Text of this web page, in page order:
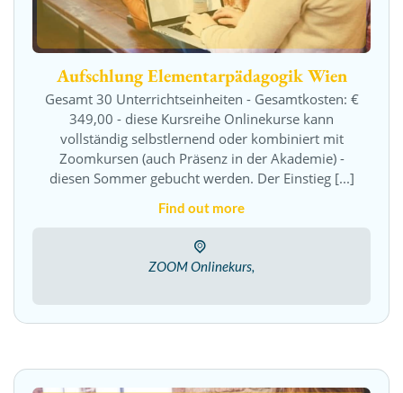
Aufschlung Elementarpädagogik Wien
Gesamt 30 Unterrichtseinheiten - Gesamtkosten: €
349,00 - diese Kursreihe Onlinekurse kann
vollständig selbstlernend oder kombiniert mit
Zoomkursen (auch Präsenz in der Akademie) -
diesen Sommer gebucht werden. Der Einstieg [...]
Find out more
ZOOM Onlinekurs,